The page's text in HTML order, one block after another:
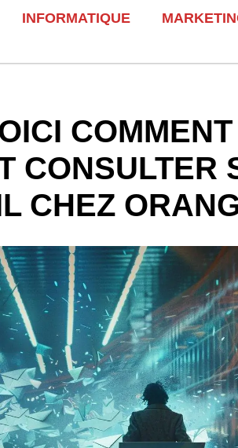
INFORMATIQUE
COMMENT
CONSULTER
CHEZ